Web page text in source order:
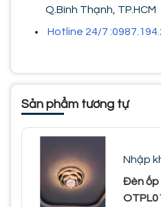
Q.Bình Thạnh, TP.HCM
Hotline 24/7
Sản phẩm tương tự
Nhập
Đèn ốp